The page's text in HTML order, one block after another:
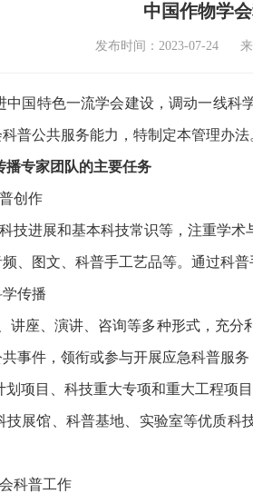
中国作物学
发布时间：2023-07-24
中国特色一流学会建设，调动一线科
普公共服务能力，特制定本管理办法
播专家团队的主要任务
创作
技进展和基本科技常识等，注重学
、图文、科普手工艺品等。通过科
学传播
讲座、演讲、咨询等多种形式，充
事件，领衔或参与开展应急科普服
划项目、科技重大专项和重大工程项
技展馆、科普基地、实验室等优质科
科普工作